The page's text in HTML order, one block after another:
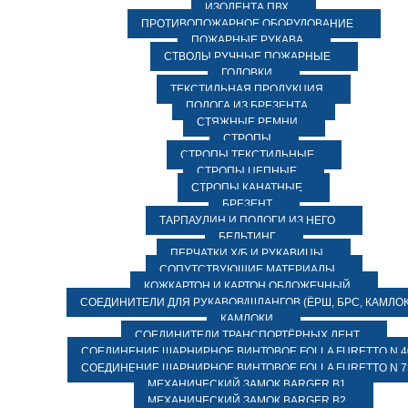
ИЗОЛЕНТА ПВХ
ПРОТИВОПОЖАРНОЕ ОБОРУДОВАНИЕ
ПОЖАРНЫЕ РУКАВА
СТВОЛЫ РУЧНЫЕ ПОЖАРНЫЕ
ГОЛОВКИ
ТЕКСТИЛЬНАЯ ПРОДУКЦИЯ
ПОЛОГА ИЗ БРЕЗЕНТА
СТЯЖНЫЕ РЕМНИ
СТРОПЫ
СТРОПЫ ТЕКСТИЛЬНЫЕ
СТРОПЫ ЦЕПНЫЕ
СТРОПЫ КАНАТНЫЕ
БРЕЗЕНТ
ТАРПАУЛИН И ПОЛОГИ ИЗ НЕГО
БЕЛЬТИНГ
ПЕРЧАТКИ Х/Б И РУКАВИЦЫ
СОПУТСТВУЮЩИЕ МАТЕРИАЛЫ
КОЖКАРТОН И КАРТОН ОБЛОЖЕЧНЫЙ
СОЕДИНИТЕЛИ ДЛЯ РУКАВОВ/ШЛАНГОВ (ЁРШ, БРС,
КАМЛОКИ
СОЕДИНИТЕЛИ ТРАНСПОРТЁРНЫХ ЛЕНТ
СОЕДИНЕНИЕ ШАРНИРНОЕ ВИНТОВОЕ FOLLA FURETTO N
СОЕДИНЕНИЕ ШАРНИРНОЕ ВИНТОВОЕ FOLLA FURETTO N
МЕХАНИЧЕСКИЙ ЗАМОК BARGER B1
МЕХАНИЧЕСКИЙ ЗАМОК BARGER B2